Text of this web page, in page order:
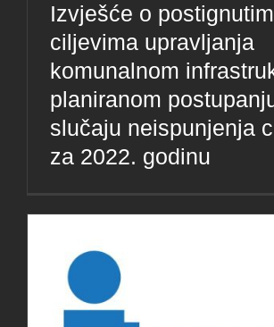
Izvješće o postignutim
ciljevima upravljanja
komunalnom
planiranom
slučaju neispunjenja
za 2022. godinu